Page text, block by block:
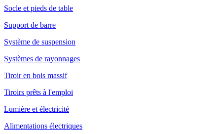
Socle et pieds de table
Support de barre
Système de suspension
Systèmes de rayonnages
Tiroir en bois massif
Tiroirs prêts à l'emploi
Lumière et électricité
Alimentations électriques